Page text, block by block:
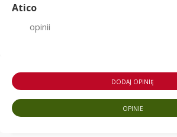
Atico
opinii
DODAJ OPINIĘ
OPINIE